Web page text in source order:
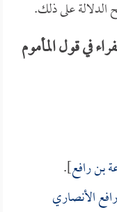
الدلالة على ذلك.
في قول المأموم
بن رافع].
الأنصاري